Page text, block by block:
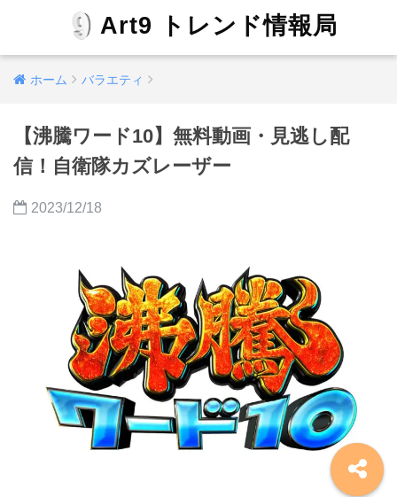
Art9 トレンド情報局
ホーム バラエティ
【沸騰ワード10】無料動画・見逃し配
信！自衛隊カズレーザー
2023/12/18